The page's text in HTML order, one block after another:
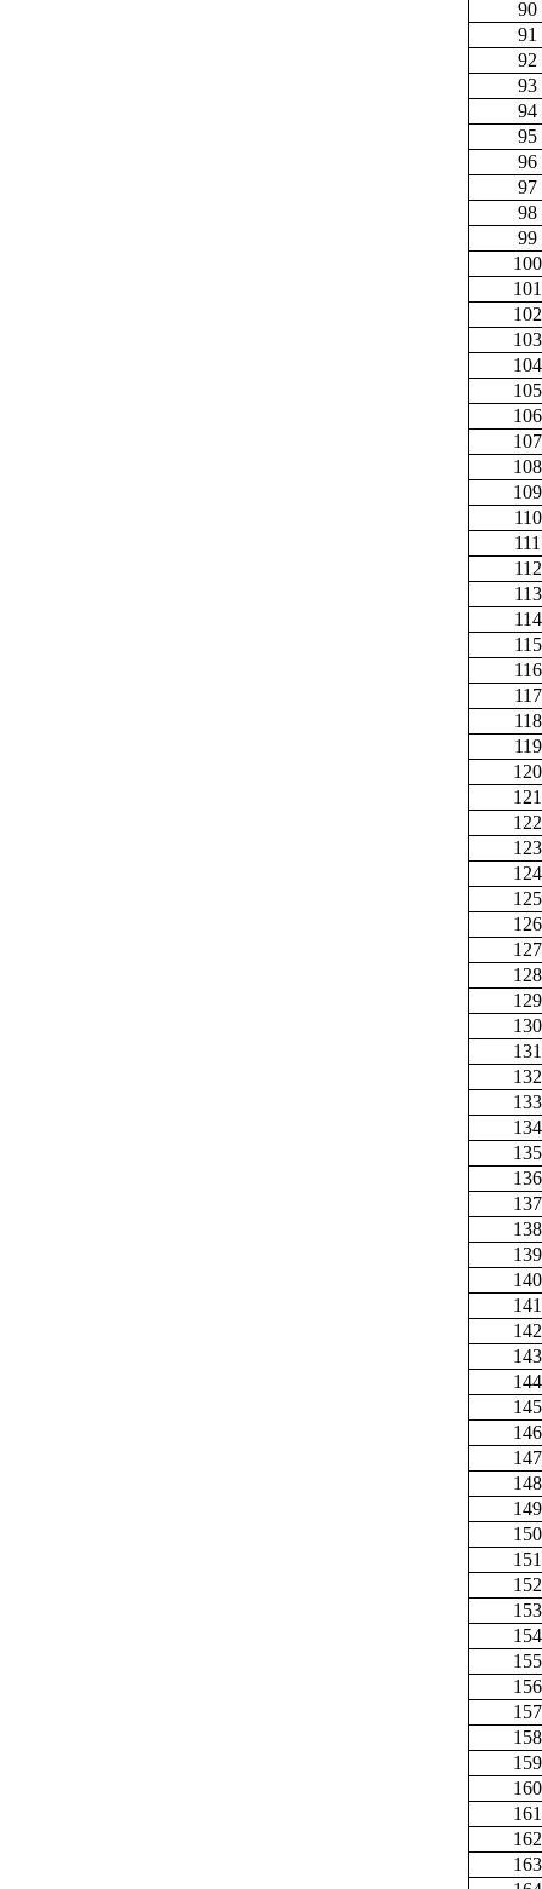
90
91
92
93
94
95
96
97
98
99
100
101
102
103
104
105
106
107
108
109
110
111
112
113
114
115
116
117
118
119
120
121
122
123
124
125
126
127
128
129
130
131
132
133
134
135
136
137
138
139
140
141
142
143
144
145
146
147
148
149
150
151
152
153
154
155
156
157
158
159
160
161
162
163